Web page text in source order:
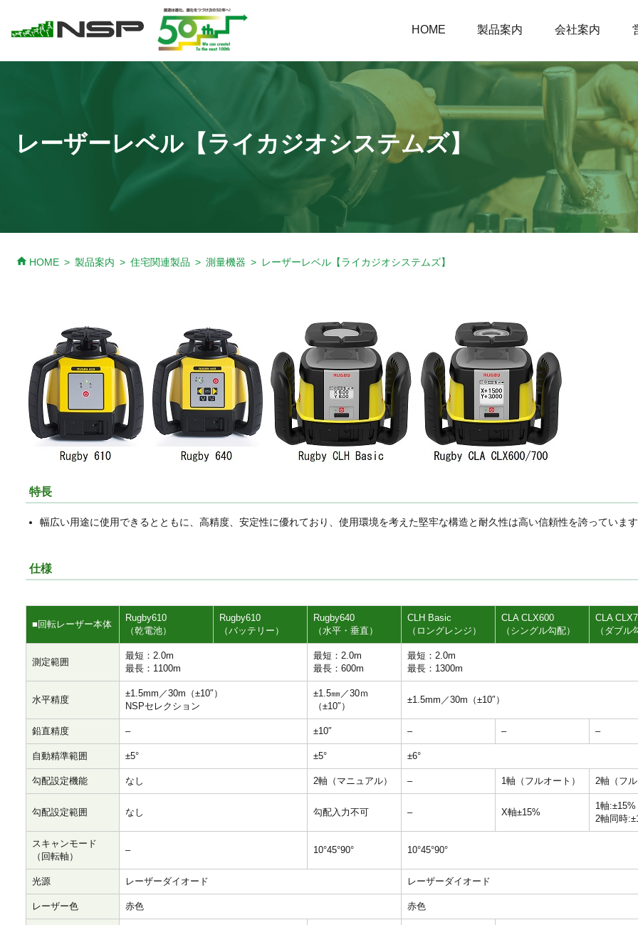
HOME 製品案内 会社案内
レーザーレベル【ライカジオシステムズ】
home HOME 製品案内 住宅関連製品 測量機器 レーザーレベル【ライカジオシステムズ】
特長
幅広い用途に使用できるとともに、高精度、安定性に優れており、使用環境を考えた堅牢な構造と耐久性は高い信頼性を誇っていま
仕様
■回転レーザー本体
Rugby610
（乾電池）
Rugby610
（バッテリー）
Rugby640
（水平・垂直）
CLH Basic
（ロングレンジ）
CLA CLX600
（シングル勾配）
CLA
（ダブル
測定範囲
最短：2.0m
最長：1100m
最短：2.0m
最長：600m
最短：2.0m
最長：1300m
水平精度
±1.5mm／30m（±10″）
NSPセレクション
±1.5㎜／30ｍ
（±10″）
±1.5mm／30m（±10″）
鉛直精度 – ±10″ – – –
自動精準範囲 ±5° ±5° ±6°
勾配設定機能 なし 2軸（マニュアル） – 1軸（フルオート） 2軸（フ
勾配設定範囲 なし 勾配入力不可 – X軸±15%
1軸:±15%
2軸同時
スキャンモード
（回転軸）
– 10°45°90° 10°45°90°
光源 レーザーダイオード レーザーダイオード
レーザー色 赤色 赤色